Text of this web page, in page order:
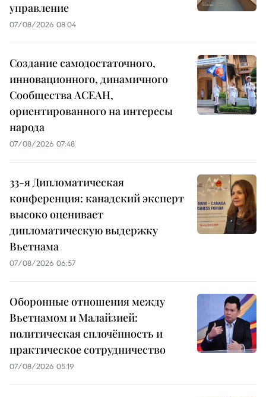
управление
07/08/2026 08:04
Создание самодостаточного,
инновационного, динамичного
Сообщества АСЕАН,
ориентированного на интересы
народа
07/08/2026 07:48
33-я Дипломатическая
конференция: канадский эксперт
высоко оценивает
дипломатическую выдержку
Вьетнама
07/08/2026 06:57
Оборонные отношения между
Вьетнамом и Малайзией:
политическая сплочённость и
практическое сотрудничество
07/08/2026 05:19